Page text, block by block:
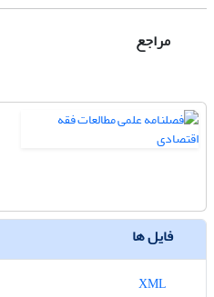
مراجع
فایل ها